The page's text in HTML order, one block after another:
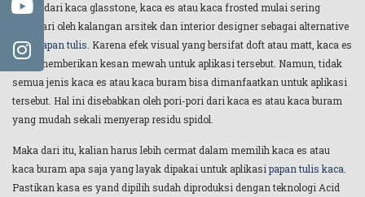
Selain dari kaca glasstone, kaca es atau kaca frosted mulai sering
digemari oleh kalangan arsitek dan interior designer sebagai alternative
kaca papan tulis. Karena efek visual yang bersifat doft atau matt, kaca es
akan memberikan kesan mewah untuk aplikasi tersebut. Namun, tidak
semua jenis kaca es atau kaca buram bisa dimanfaatkan untuk aplikasi
tersebut. Hal ini disebabkan oleh pori-pori dari kaca es atau kaca buram
yang mudah sekali menyerap residu spidol.
Maka dari itu, kalian harus lebih cermat dalam memilih kaca es atau
kaca buram apa saja yang layak dipakai untuk aplikasi papan tulis kaca
Pastikan kasa es yand dipilih sudah diproduksi dengan teknologi Acid